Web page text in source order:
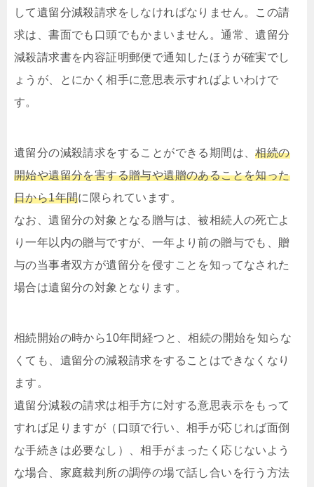
して遺留分減殺請求をしなければなりません。この請
求は、書面でも口頭でもかまいません。通常、遺留分
減殺請求書を内容証明郵便で通知したほうが確実でし
ょうが、とにかく相手に意思表示すればよいわけで
す。
遺留分の減殺請求をすることができる期間は、相続の
開始や遺留分を害する贈与や遺贈のあることを知った
日から1年間に限られています。
なお、遺留分の対象となる贈与は、被相続人の死亡よ
り一年以内の贈与ですが、一年より前の贈与でも、贈
与の当事者双方が遺留分を侵すことを知ってなされた
場合は遺留分の対象となります。
相続開始の時から10年間経つと、相続の開始を知らな
くても、遺留分の減殺請求をすることはできなくなり
ます。
遺留分減殺の請求は相手方に対する意思表示をもって
すれば足りますが（口頭で行い、相手が応じれば面倒
な手続きは必要なし）、相手がまったく応じないよう
な場合、家庭裁判所の調停の場で話し合いを行う方法